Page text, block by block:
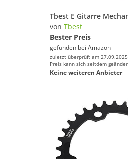
von Tbest
Bester Preis
gefunden bei Amazon
zuletzt überprüft am
Preis kann sich seitdem
Keine weiteren Anbieter